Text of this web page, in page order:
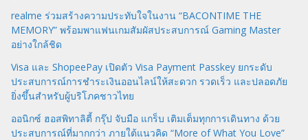
realme ร่วมสร้างความประทับใจในงาน “BACONTIME THE
MEMORY” พร้อมพาแฟนเกมสัมผัสประสบการณ์ Gaming Master
อย่างใกล้ชิด
Visa และ ShopeePay เปิดตัว Visa Payment Passkey ยกระดับ
ประสบการณ์การชำระเงินออนไลน์ให้สะดวก รวดเร็ว และปลอดภัย
ยิ่งขึ้นสำหรับผู้บริโภคชาวไทย
ออนิกซ์ ฮอสพิทาลิตี้ กรุ๊ป จับมือ แกร็บ เติมเต็มทุกการเดินทาง ด้วย
ประสบการณ์ที่มากกว่า ภายใต้แนวคิด “More of What You Love”